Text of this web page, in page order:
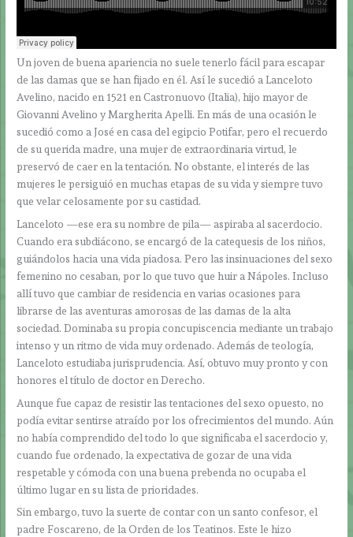
Un joven de buena apariencia no suele tenerlo fácil para escapar
de las damas que se han fijado en él. Así le sucedió a Lanceloto
Avelino, nacido en 1521 en Castronuovo (Italia), hijo mayor de
Giovanni Avelino y Margherita Apelli. En más de una ocasión le
sucedió como a José en casa del egipcio Potifar, pero el recuerdo
de su querida madre, una mujer de extraordinaria virtud, le
preservó de caer en la tentación. No obstante, el interés de las
mujeres le persiguió en muchas etapas de su vida y siempre tuvo
que velar celosamente por su castidad.
Lanceloto —ese era su nombre de pila— aspiraba al sacerdocio.
Cuando era subdiácono, se encargó de la catequesis de los niños,
guiándolos hacia una vida piadosa. Pero las insinuaciones del sexo
femenino no cesaban, por lo que tuvo que huir a Nápoles. Incluso
allí tuvo que cambiar de residencia en varias ocasiones para
librarse de las aventuras amorosas de las damas de la alta
sociedad. Dominaba su propia concupiscencia mediante un trabajo
intenso y un ritmo de vida muy ordenado. Además de teología,
Lanceloto estudiaba jurisprudencia. Así, obtuvo muy pronto y con
honores el título de doctor en Derecho.
Aunque fue capaz de resistir las tentaciones del sexo opuesto, no
podía evitar sentirse atraído por los ofrecimientos del mundo. Aún
no había comprendido del todo lo que significaba el sacerdocio y,
cuando fue ordenado, la expectativa de gozar de una vida
respetable y cómoda con una buena prebenda no ocupaba el
último lugar en su lista de prioridades.
Sin embargo, tuvo la suerte de contar con un santo confesor, el
padre Foscareno, de la Orden de los Teatinos. Este le hizo